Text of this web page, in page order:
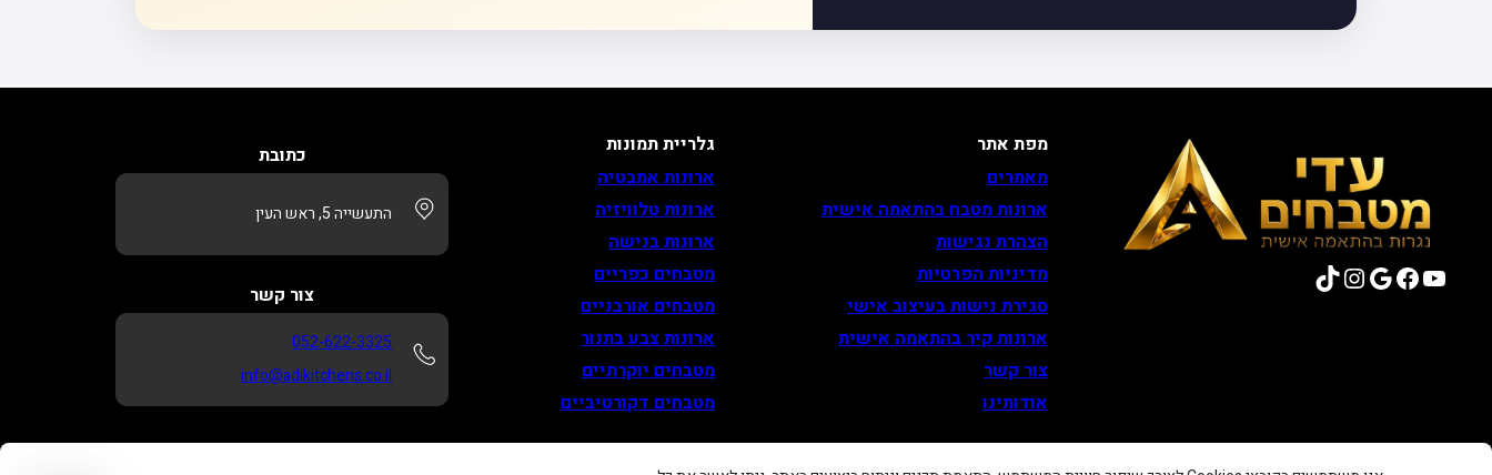
YouTube
Facebook
Google
Instagram
TikTok
מפת אתר
מאמרים
ארונות מטבח בהתאמה אישית
הצהרת נגישות
מדיניות הפרטיות
סגירת נישות בעיצוב אישי
ארונות קיר בהתאמה אישית
צור קשר
אודותינו
גלריית תמונות
ארונות אמבטיה
ארונות טלוויזיה
ארונות בנישה
מטבחים כפריים
מטבחים אורבניים
ארונות צבע בתנור
מטבחים יוקרתיים
מטבחים דקורטיביים
כתובת
התעשייה 5, ראש העין
צור קשר
052-622-3325
info@adikitchens.co.il